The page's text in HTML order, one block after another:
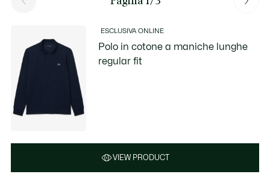
ESCLUSIVA ONLINE
Polo in cotone a maniche lunghe
regular fit
VIEW PRODUCT